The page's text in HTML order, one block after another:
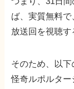
ば、実質無料
放送回を視聴す
そのため、以
怪奇ルポルタ